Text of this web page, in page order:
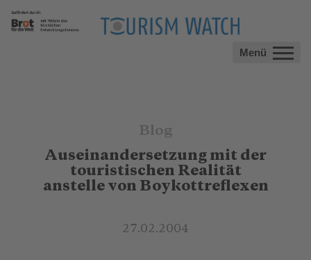
Menü
Blog
Auseinandersetzung mit der
touristischen Realität
anstelle von Boykottreflexen
27.02.2004